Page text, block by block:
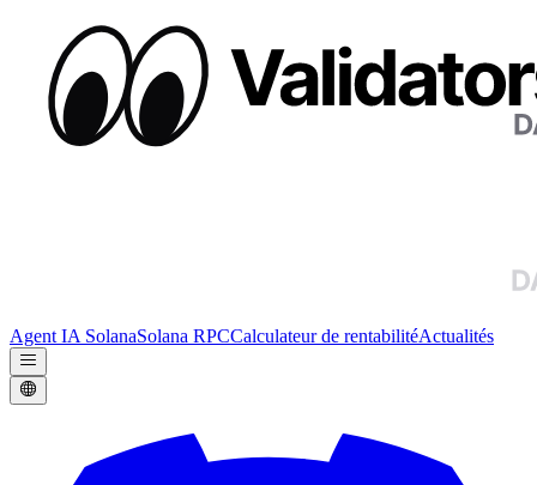
Agent IA SolanaSolana RPCCalculateur de rentabilitéActualités